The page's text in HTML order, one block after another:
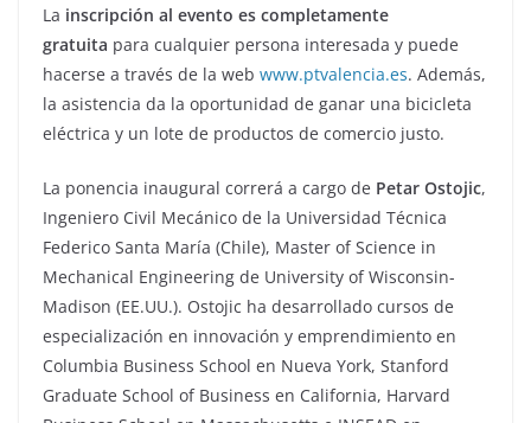
La inscripción al evento es completamente
gratuita para cualquier persona interesada y puede
hacerse a través de la web www.ptvalencia.es. Además,
la asistencia da la oportunidad de ganar una bicicleta
eléctrica y un lote de productos de comercio justo.
La ponencia inaugural correrá a cargo de Petar Ostojic,
Ingeniero Civil Mecánico de la Universidad Técnica
Federico Santa María (Chile), Master of Science in
Mechanical Engineering de University of Wisconsin-
Madison (EE.UU.). Ostojic ha desarrollado cursos de
especialización en innovación y emprendimiento en
Columbia Business School en Nueva York, Stanford
Graduate School of Business en California, Harvard